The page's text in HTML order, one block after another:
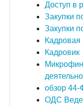
Доступ в
Закупки
Закупки
Кадровая
Кадровик
обзор 44-
ОДС